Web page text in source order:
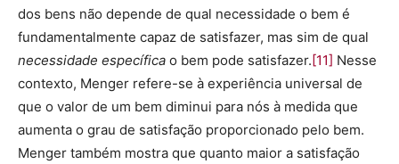
dos bens não depende de qual necessidade o bem é
fundamentalmente capaz de satisfazer, mas sim de qual
necessidade específica o bem pode satisfazer.[11] Nesse
contexto, Menger refere-se à experiência universal de
que o valor de um bem diminui para nós à medida que
aumenta o grau de satisfação proporcionado pelo bem.
Menger também mostra que quanto maior a satisfação